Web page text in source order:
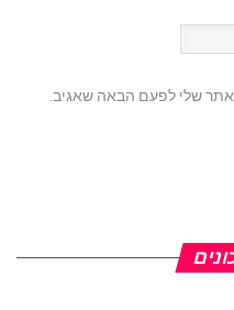
שלי לפעם הבאה שאגיב.